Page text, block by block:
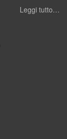
Leggi tutto…